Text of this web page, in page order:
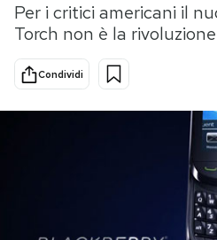
Politica
Internet
Per i critici americani il
Torch non è la
Condividi